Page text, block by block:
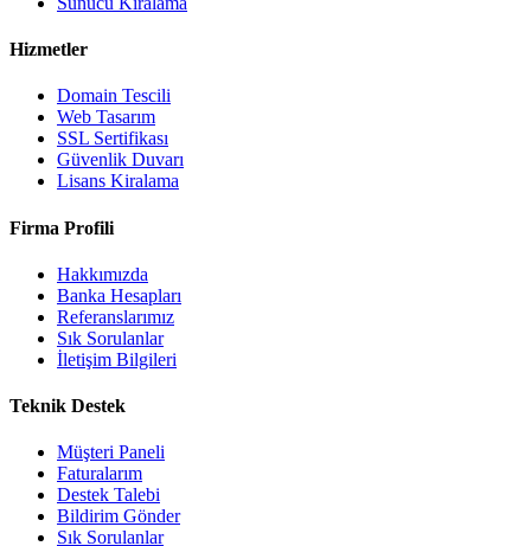
Hizmetler
Domain Tescili
Web Tasarım
SSL Sertifikası
Güvenlik Duvarı
Lisans Kiralama
Firma Profili
Hakkımızda
Banka Hesapları
Referanslarımız
Sık Sorulanlar
İletişim Bilgileri
Teknik Destek
Müşteri Paneli
Faturalarım
Destek Talebi
Bildirim Gönder
Sık Sorulanlar